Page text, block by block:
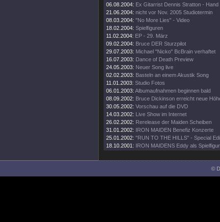
06.08.2004: Ex Gitarrist Dennis Stratton -
21.06.2004: nicht vor Nov. 2005 Studiotermin
08.03.2004: "No More Lies" - Video
18.02.2004: Spielfiguren
11.02.2004: EP - 29. März
09.02.2004: Bruce DER Sturzpilot
29.07.2003: Michael "Nicko" BcBrain verhaftet
16.07.2003: Dance of Death Preview
24.05.2003: Neuer Song live
02.02.2003: Basteln an einem Akustik Song
11.01.2003: Studio Fotos
06.01.2003: Albumaufnahmen beginnen bald
08.09.2002: Bruce Dickinson erreicht neue
30.05.2002: Vorschau auf die DVD
14.03.2002: Live Show im Internet
26.02.2002: Rerelease der Maiden Scheiben
31.01.2002: IRON MAIDEN Benefiz Konzerte
25.01.2002: "RUN TO THE HILLS" - Special
18.10.2001: IRON MAIDENS Eddy als Spielfigur
©